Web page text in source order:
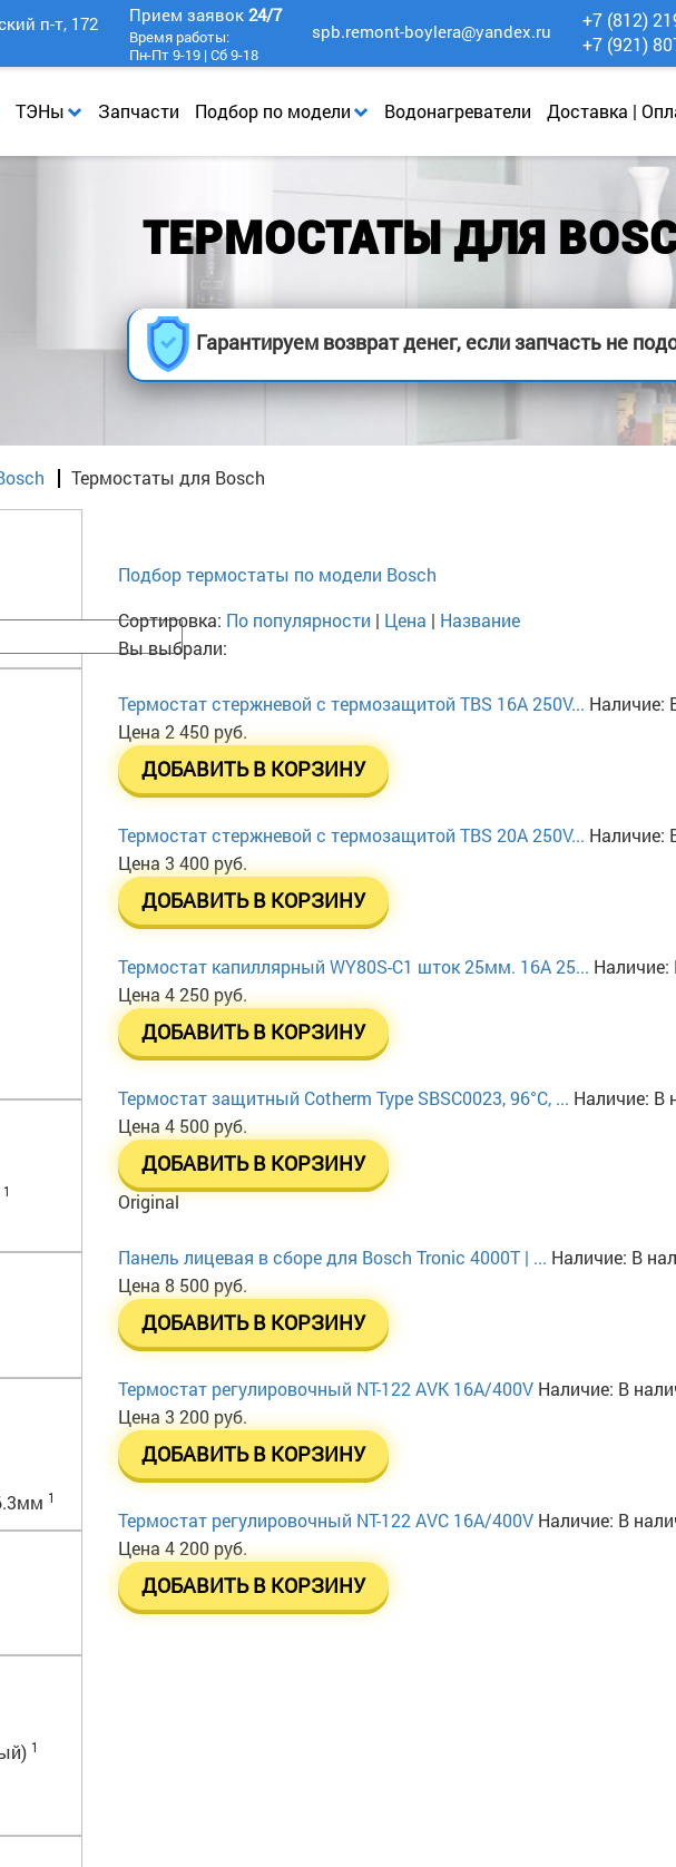
ТЭНы Запчасти Подбор по модели Водонагреватели Доставка |
п-т, 172 Прием заявок 24/7
Время работы:
Пн-Пт 9-19 | Сб 9-18
spb.remont-boylera@yandex.ru
+7 (812)
+7 (921)
ТЕРМОСТАТЫ ДЛЯ
Гарантируем возврат денег, если запчасть не
Термостаты для Bosch
1
1
1
Подбор термостаты по модели Bosch
Сортировка: По популярности | Цена | Название
Вы выбрали:
Термостат стержневой с термозащитой TBS 16A 250V... Наличие:
Цена 2 450 руб.
ДОБАВИТЬ В КОРЗИНУ
Термостат стержневой с термозащитой TBS 20A 250V... Наличие:
Цена 3 400 руб.
ДОБАВИТЬ В КОРЗИНУ
Термостат капиллярный WY80S-C1 шток 25мм. 16A 25... Наличие:
Цена 4 250 руб.
ДОБАВИТЬ В КОРЗИНУ
Термостат защитный Cotherm Type SBSC0023, 96°C, ... Наличие: В
Цена 4 500 руб.
ДОБАВИТЬ В КОРЗИНУ
Original
Панель лицевая в сборе для Bosch Tronic 4000T | ... Наличие: В
Цена 8 500 руб.
ДОБАВИТЬ В КОРЗИНУ
Термостат регулировочный NT-122 AVK 16А/400VНаличие: В
Цена 3 200 руб.
ДОБАВИТЬ В КОРЗИНУ
Термостат регулировочный NT-122 AVC 16А/400VНаличие: В
Цена 4 200 руб.
ДОБАВИТЬ В КОРЗИНУ